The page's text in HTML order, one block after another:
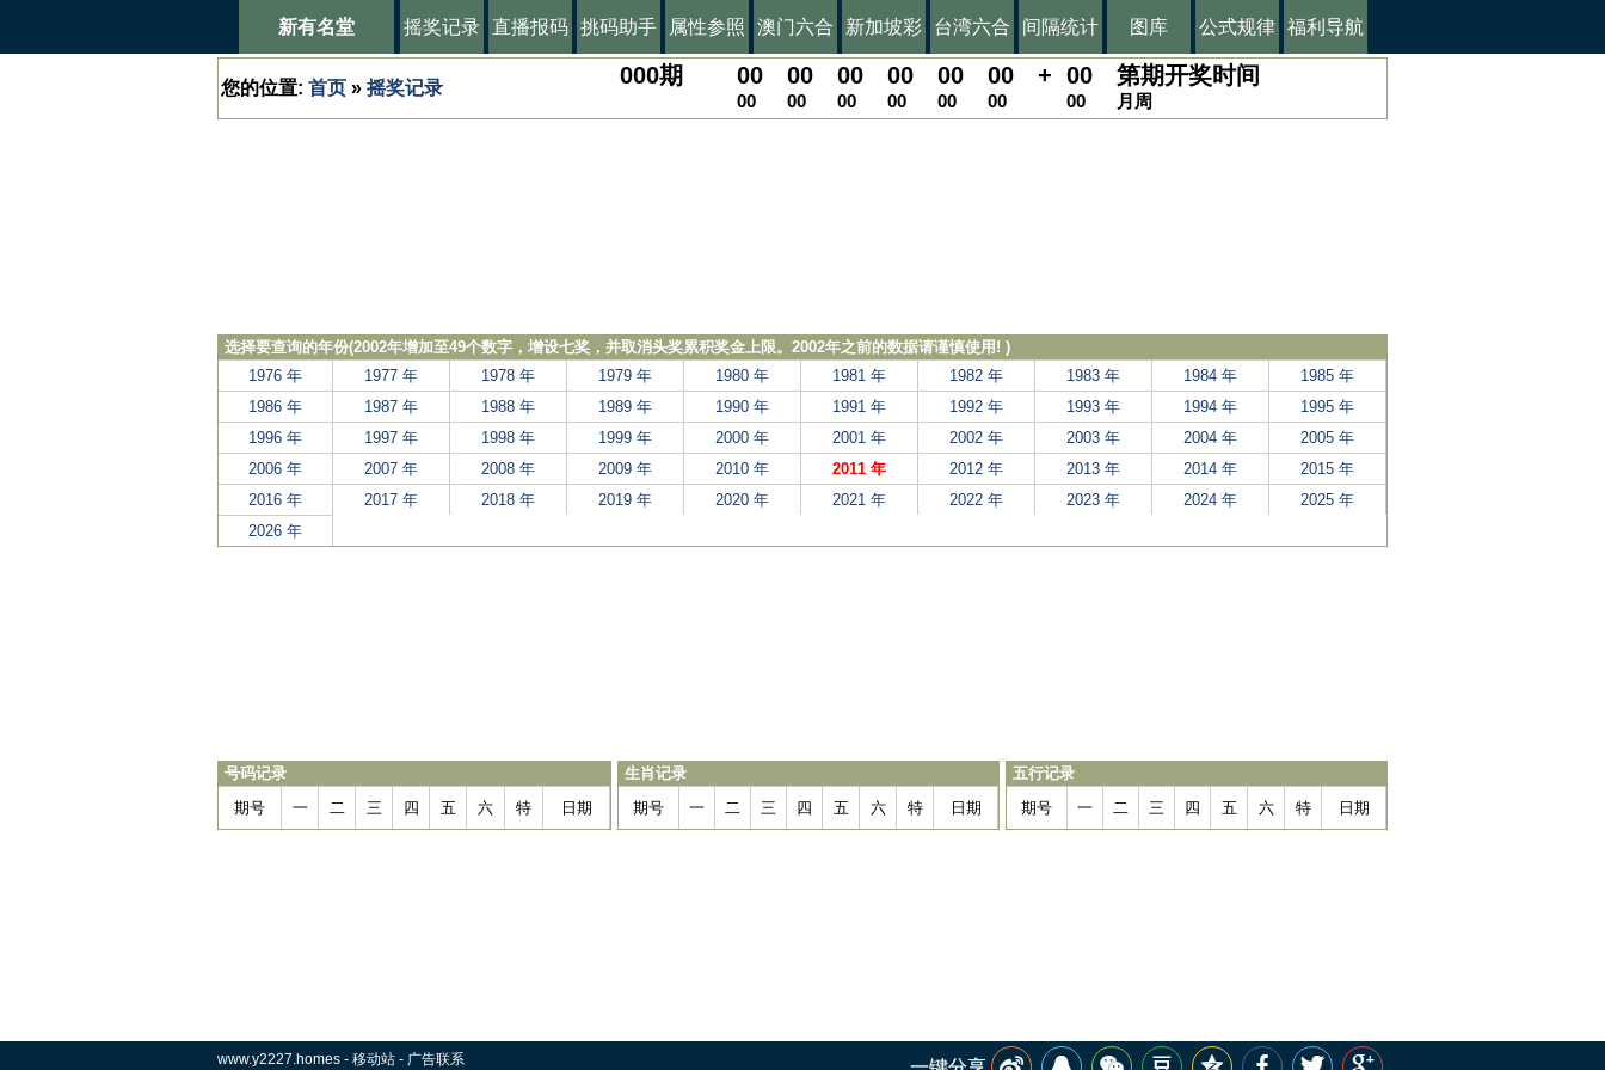
新有名堂 摇奖记录 直播报码 挑码助手 属性参照 澳门六合 新加坡彩 台湾六合 间隔统计 图库 公式规律 福利导航
您的位置: 首页 » 摇奖记录 000期 00 00 00 00 00 00 + 00 第期开奖时间
00 00 00 00 00 00 00 月 周
选择要查询的年份(2002年增加至49个数字，增设七奖，并取消头奖累积奖金上限。2002年之前的数据请谨慎使用! )
1976 年
1977 年 1978 年 1979 年 1980 年 1981 年 1982 年 1983 年 1984 年
1985 年
1986 年
1987 年 1988 年 1989 年 1990 年 1991 年 1992 年 1993 年 1994 年
1995 年
1996 年
1997 年 1998 年 1999 年 2000 年 2001 年 2002 年 2003 年 2004 年
2005 年
2006 年
2007 年 2008 年 2009 年 2010 年 2011 年 2012 年 2013 年 2014 年
2015 年
2016 年
2017 年 2018 年 2019 年 2020 年 2021 年 2022 年 2023 年 2024 年
2025 年
2026 年
号码记录
期号
一 二 三 四 五 六 特 日期
生肖记录
期号
一 二 三 四 五 六 特 日期
五行记录
期号
一 二 三 四 五 六 特 日期
www.y2227.homes - 移动站 - 广告联系